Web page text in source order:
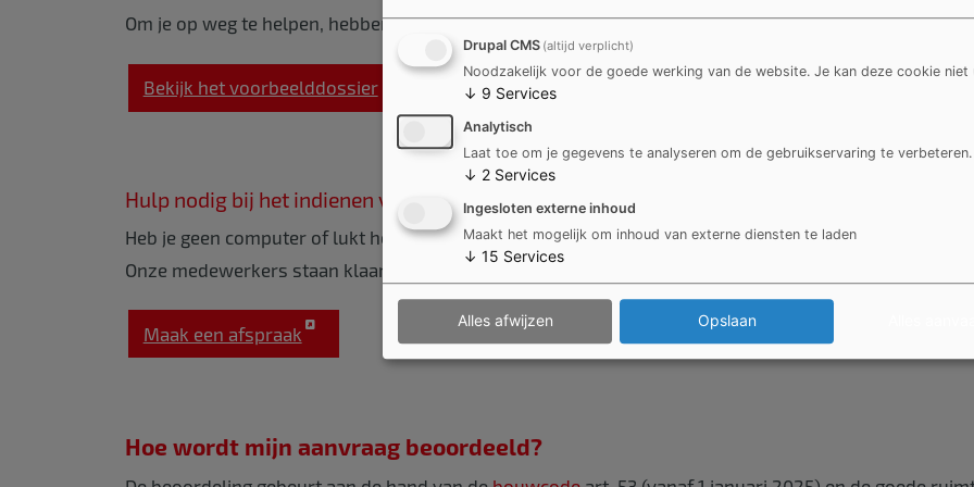
Om je op weg te helpen, hebben we een voorbeeld­dossier uitgewerkt over het aanleggen van
Bekijk het voorbeelddossier
Hulp nodig bij het indienen van je dossier?
Heb je geen computer of lukt het niet om je aanvraag in te dienen?
Onze medewerkers staan klaar om je te helpen.
Maak een afspraak
Hoe wordt mijn aanvraag beoordeeld?
Drupal CMS (altijd verplicht)
Noodzakelijk voor de goede werking van de website. Je kan deze cookie niet
↓ 9 Services
Analytisch
Laat toe om je gegevens te analyseren om de gebruikservaring te verbeteren.
↓ 2 Services
Ingesloten externe inhoud
Maakt het mogelijk om inhoud van externe diensten te laden
↓ 15 Services
Alles afwijzen Opslaan